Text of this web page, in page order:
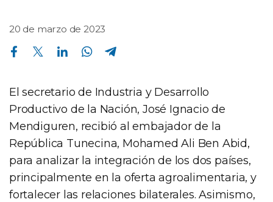
20 de marzo de 2023
Compartir en Facebook Compartir en Twitter Compartir en Linkedin Compartir en Whatsapp
El secretario de Industria y Desarrollo
Productivo de la Nación, José Ignacio de
Mendiguren, recibió al embajador de la
República Tunecina, Mohamed Ali Ben Abid,
para analizar la integración de los dos países,
principalmente en la oferta agroalimentaria, y
fortalecer las relaciones bilaterales. Asimismo,